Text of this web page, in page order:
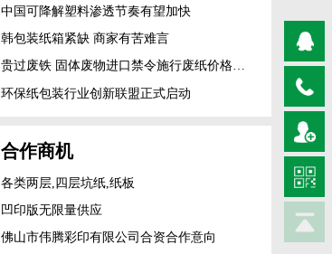
中国可降解塑料渗透节奏有望加快
韩包装纸箱紧缺 商家有苦难言
贵过废铁 固体废物进口禁令施行废纸价格上涨！
环保纸包装行业创新联盟正式启动
合作商机
各类两层,四层坑纸,纸板
凹印版无限量供应
佛山市伟腾彩印有限公司合资合作意向